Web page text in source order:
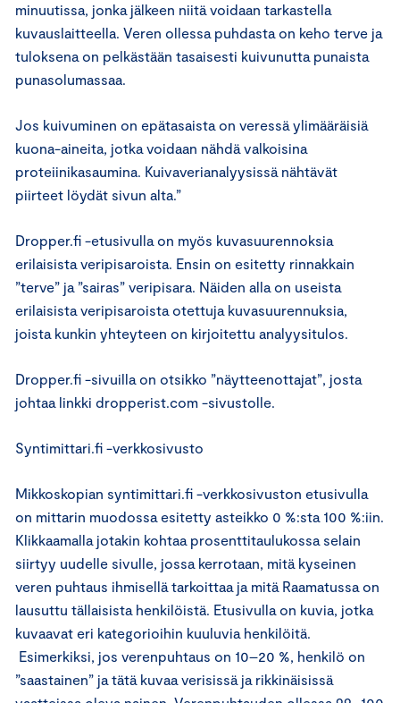
minuutissa, jonka jälkeen niitä voidaan tarkastella
kuvauslaitteella. Veren ollessa puhdasta on keho terve ja
tuloksena on pelkästään tasaisesti kuivunutta punaista
punasolumassaa.
Jos kuivuminen on epätasaista on veressä ylimääräisiä
kuona-aineita, jotka voidaan nähdä valkoisina
proteiinikasaumina. Kuivaverianalyysissä nähtävät
piirteet löydät sivun alta.”
Dropper.fi -etusivulla on myös kuvasuurennoksia
erilaisista veripisaroista. Ensin on esitetty rinnakkain
”terve” ja ”sairas” veripisara. Näiden alla on useista
erilaisista veripisaroista otettuja kuvasuurennuksia,
joista kunkin yhteyteen on kirjoitettu analyysitulos.
Dropper.fi -sivuilla on otsikko ”näytteenottajat”, josta
johtaa linkki dropperist.com -sivustolle.
Syntimittari.fi -verkkosivusto
Mikkoskopian syntimittari.fi -verkkosivuston etusivulla
on mittarin muodossa esitetty asteikko 0 %:sta 100 %:iin.
Klikkaamalla jotakin kohtaa prosenttitaulukossa selain
siirtyy uudelle sivulle, jossa kerrotaan, mitä kyseinen
veren puhtaus ihmisellä tarkoittaa ja mitä Raamatussa on
lausuttu tällaisista henkilöistä. Etusivulla on kuvia, jotka
kuvaavat eri kategorioihin kuuluvia henkilöitä.
Esimerkiksi, jos verenpuhtaus on 10–20 %, henkilö on
”saastainen” ja tätä kuvaa verisissä ja rikkinäisissä